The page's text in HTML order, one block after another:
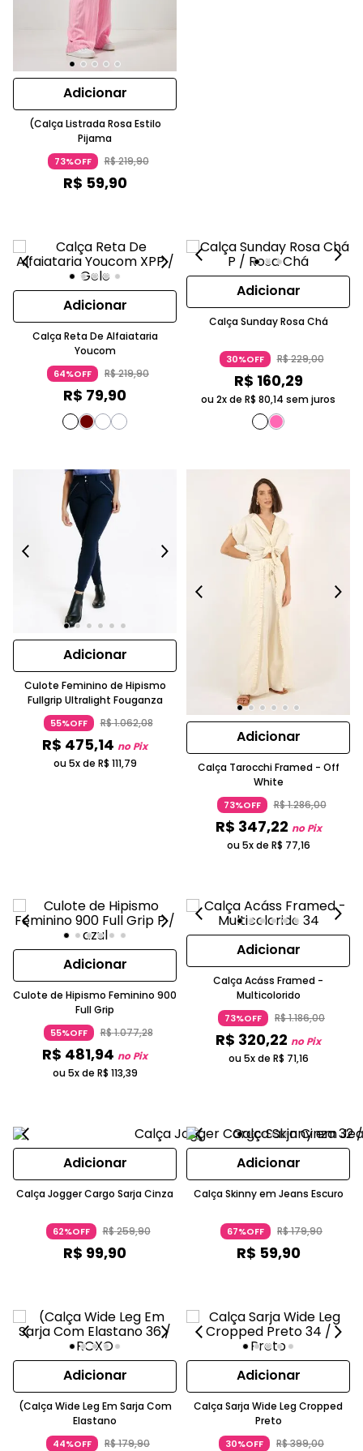
Adicionar
(Calça Listrada Rosa Estilo
Pijama
73%OFF R$219,90
R$ 59,90
Adicionar
Calça Reta De Alfaiataria
Youcom
64%OFF R$219,90
R$ 79,90
Adicionar
Calça Sunday Rosa Chá
30%OFF R$229,00
R$ 160,29
ou 2x de R$ 80,14 sem juros
Adicionar
Culote Feminino de Hipismo
Fullgrip Ultralight Fouganza
55%OFF R$1.062,08
R$ 475,14 no Pix
ou 5x de R$ 111,79
Adicionar
Calça Tarocchi Framed - Off
White
73%OFF R$1.286,00
R$ 347,22 no Pix
ou 5x de R$ 77,16
Adicionar
Culote de Hipismo Feminino 900
Full Grip
55%OFF R$1.077,28
R$ 481,94 no Pix
ou 5x de R$ 113,39
Adicionar
Calça Acáss Framed -
Multicolorido
73%OFF R$1.186,00
R$ 320,22 no Pix
ou 5x de R$ 71,16
Adicionar
Calça Jogger Cargo Sarja Cinza
62%OFF R$259,90
R$ 99,90
Adicionar
Calça Skinny em Jeans Escuro
67%OFF R$179,90
R$ 59,90
Adicionar
(Calça Wide Leg Em Sarja Com
Elastano
44%OFF R$179,90
Adicionar
Calça Sarja Wide Leg Cropped
Preto
30%OFF R$399,00